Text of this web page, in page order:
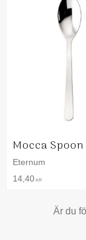
Mocca
Eternum
14,40 KR
Är du